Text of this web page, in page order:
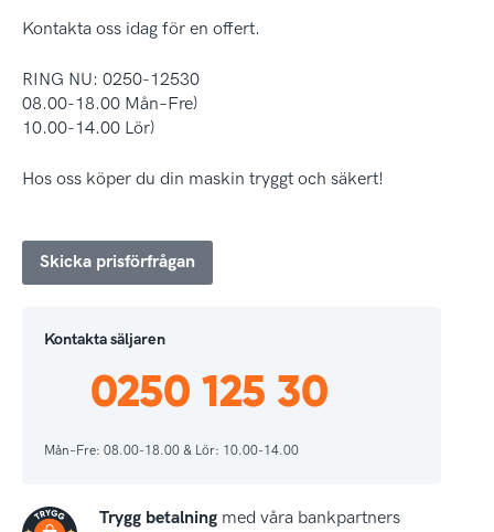
Kontakta oss idag för en offert.
RING NU: 0250-12530
08.00-18.00 Mån–Fre)
10.00-14.00 Lör)
Hos oss köper du din maskin tryggt och säkert!
Skicka prisförfrågan
Kontakta säljaren
0250 125 30
Mån–Fre: 08.00-18.00 & Lör: 10.00-14.00
Trygg betalning med våra bankpartners